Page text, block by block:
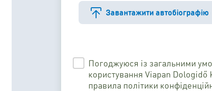
Завантажити автобіографію
Погоджуюся із загальними
користування Viapan
правила політики